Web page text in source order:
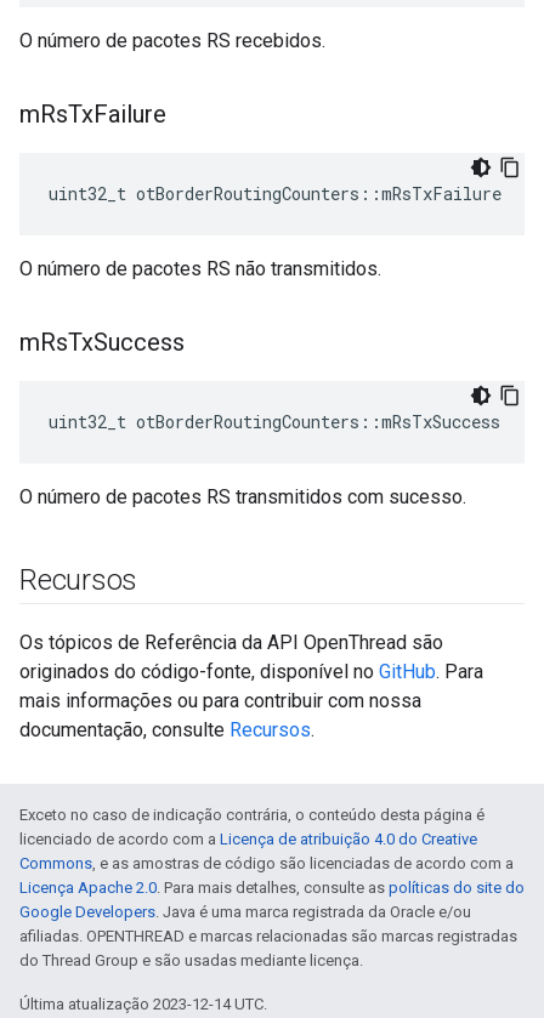
O número de pacotes RS recebidos.
mRsTxFailure
uint32_t otBorderRoutingCounters ::mRsTxFailure
O número de pacotes RS não transmitidos.
mRsTxSuccess
uint32_t otBorderRoutingCounters ::mRsTxSuccess
O número de pacotes RS transmitidos com sucesso.
Recursos
Os tópicos de Referência da API OpenThread são
originados do código-fonte, disponível no GitHub. Para
mais informações ou para contribuir com nossa
documentação, consulte Recursos.
Exceto no caso de indicação contrária, o conteúdo desta página é
licenciado de acordo com a Licença de atribuição 4.0 do Creative
Commons, e as amostras de código são licenciadas de acordo com a
Licença Apache 2.0. Para mais detalhes, consulte as políticas do site do
Google Developers. Java é uma marca registrada da Oracle e/ou
afiliadas. OPENTHREAD e marcas relacionadas são marcas registradas
do Thread Group e são usadas mediante licença.
Última atualização 2023-12-14 UTC.